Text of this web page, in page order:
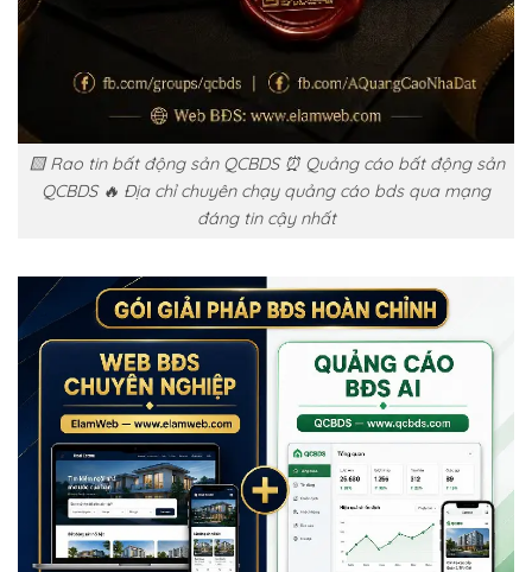
🟨 Rao tin bất động sản QCBDS ⏰ Quảng cáo bất động sản
QCBDS 🔥 Địa chỉ chuyên chạy quảng cáo bds qua mạng
đáng tin cậy nhất